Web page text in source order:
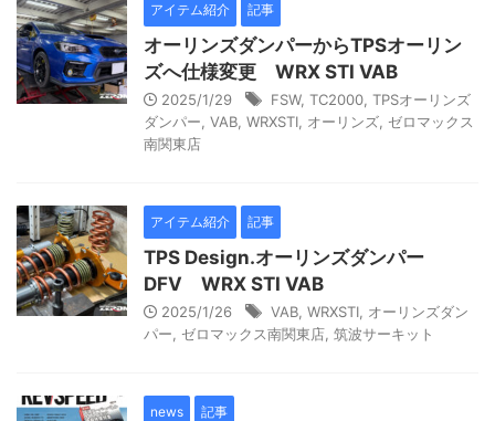
アイテム紹介 記事
オーリンズダンパーからTPSオーリン
ズへ仕様変更 WRX STI VAB
2025/1/29 FSW, TC2000 TPSオーリンズ
ダンパー VAB WRXSTI オーリンズ ゼロマックス
南関東店
アイテム紹介 記事
TPS Design.オーリンズダンパー
DFV WRX STI VAB
2025/1/26 VAB WRXSTI オーリンズダン
パー
ゼロマックス南関東店 筑波サーキット
news 記事